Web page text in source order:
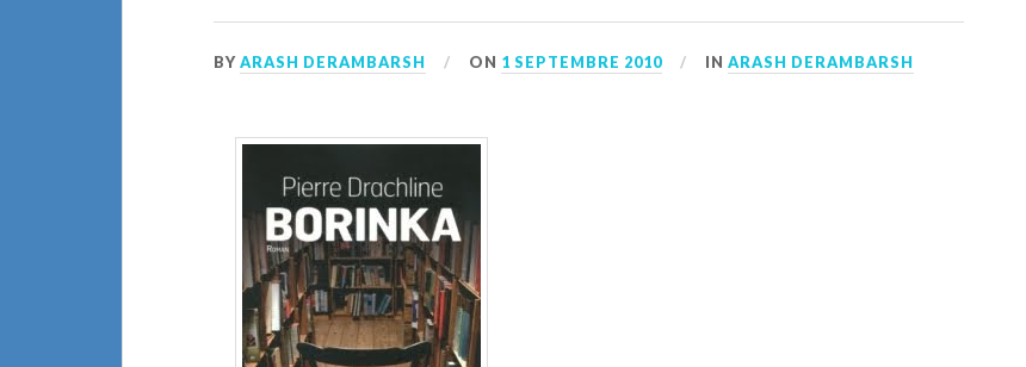
BYARASH DERAMBARSH ON 1 SEPTEMBRE 2010 INARASH DERAMBARSH